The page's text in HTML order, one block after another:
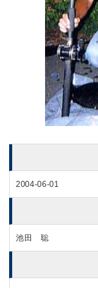
2004-06-01
池田 聡